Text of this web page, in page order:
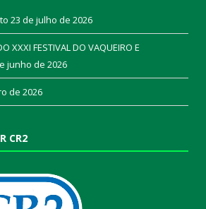
23 de julho de 2026
XXXI FESTIVAL DO VAQUEIRO E
junho de 2026
de 2026
CR2